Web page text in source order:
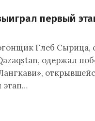
первый
Глеб
одержал
этап…